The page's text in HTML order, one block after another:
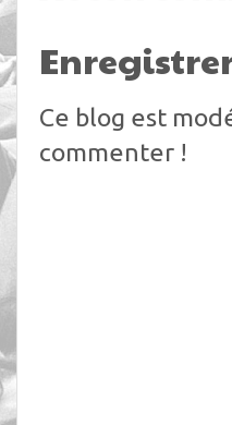
Ce blog est
commenter !